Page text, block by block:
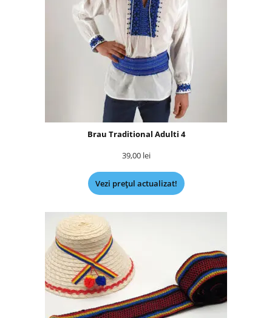
Brau Traditional Adulti 4
39,00 lei
Vezi prețul actualizat!